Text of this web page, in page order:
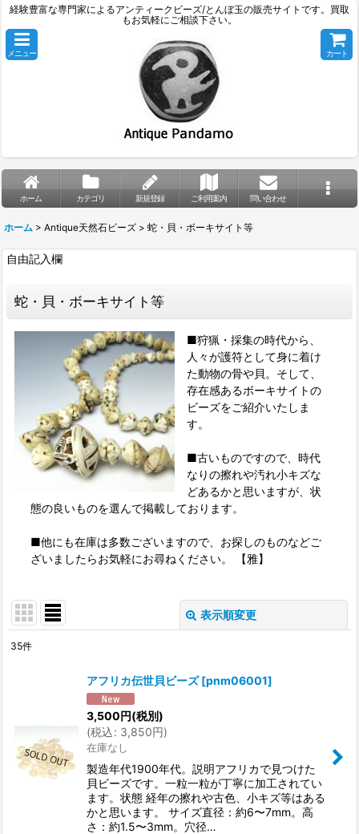
経験豊富な専門家によるアンティークビーズ/とんぼ玉の販売サイトです。買取
もお気軽にご相談下さい。
メニュー カート
ホーム カテゴリ 新規登録 ご利用案内 問い合わせ
ホーム > Antique天然石ビーズ > 蛇・貝・ボーキサイト等
自由記入欄
蛇・貝・ボーキサイト等
■狩猟・採集の時代から、
人々が護符として身に着け
た動物の骨や貝。そして、
存在感あるボーキサイトの
ビーズをご紹介いたしま
す。
■古いものですので、時代
なりの擦れや汚れ小キズな
どあるかと思いますが、状
態の良いものを選んで掲載しております。
■他にも在庫は多数ございますので、お探しのものなどご
ざいましたらお気軽にお尋ねください。 【雅】
表示順変更
35件
アフリカ伝世貝ビーズ [pnm06001]
3,500円(税別)
(税込: 3,850円)
在庫なし
製造年代1900年代。説明アフリカで見つけた
貝ビーズです。一粒一粒が丁寧に加工されてい
ます。状態 経年の擦れや古色、小キズ等はある
かと思います。 サイズ直径：約6〜7mm。高
さ：約1.5〜3mm。穴径…